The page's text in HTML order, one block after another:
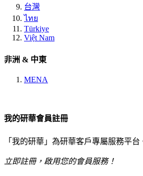
台灣
ไทย
Türkiye
Việt Nam
非洲 & 中東
MENA
我的研華會員註冊
「我的研華」為研華客戶專屬服務平
立即註冊，啟用您的會員服務！